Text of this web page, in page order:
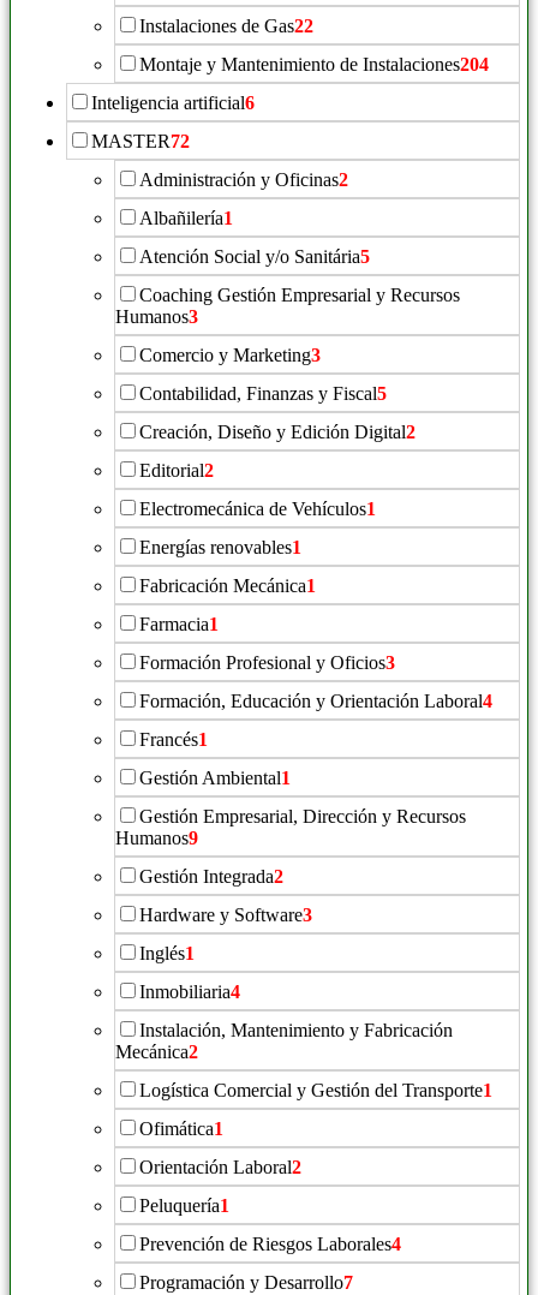
Instalaciones de Gas22
Montaje y Mantenimiento de Instalaciones204
Inteligencia artificial6
MASTER72
Administración y Oficinas2
Albañilería1
Atención Social y/o Sanitária5
Coaching Gestión Empresarial y Recursos
Humanos3
Comercio y Marketing3
Contabilidad, Finanzas y Fiscal5
Creación, Diseño y Edición Digital2
Editorial2
Electromecánica de Vehículos1
Energías renovables1
Fabricación Mecánica1
Farmacia1
Formación Profesional y Oficios3
Formación, Educación y Orientación Laboral4
Francés1
Gestión Ambiental1
Gestión Empresarial, Dirección y Recursos
Humanos9
Gestión Integrada2
Hardware y Software3
Inglés1
Inmobiliaria4
Instalación, Mantenimiento y Fabricación
Mecánica2
Logística Comercial y Gestión del Transporte1
Ofimática1
Orientación Laboral2
Peluquería1
Prevención de Riesgos Laborales4
Programación y Desarrollo7